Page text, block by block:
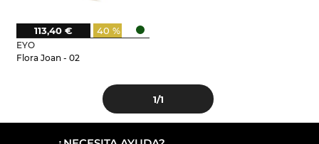
EYO
Flora Joan - 02
40 %
113,40 €
1/1